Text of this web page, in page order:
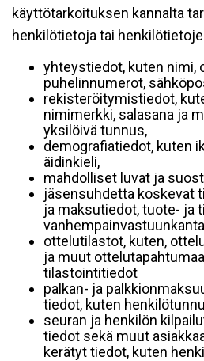
käyttötarkoituksen kannalta
henkilötietoja tai
yhteystiedot, kuten nimi,
puhelinnumerot,
rekisteröitymistiedot,
nimimerkki, salasana ja
yksilöivä tunnus,
demografiatiedot, kuten
äidinkieli,
mahdolliset luvat ja
jäsensuhdetta koskevat
ja maksutiedot, tuote- ja
ottelutilastot, kuten,
ja muut
tilastointitiedot
palkan- ja
tiedot, kuten
seuran ja henkilön
tiedot sekä muut
kerätyt tiedot, kuten